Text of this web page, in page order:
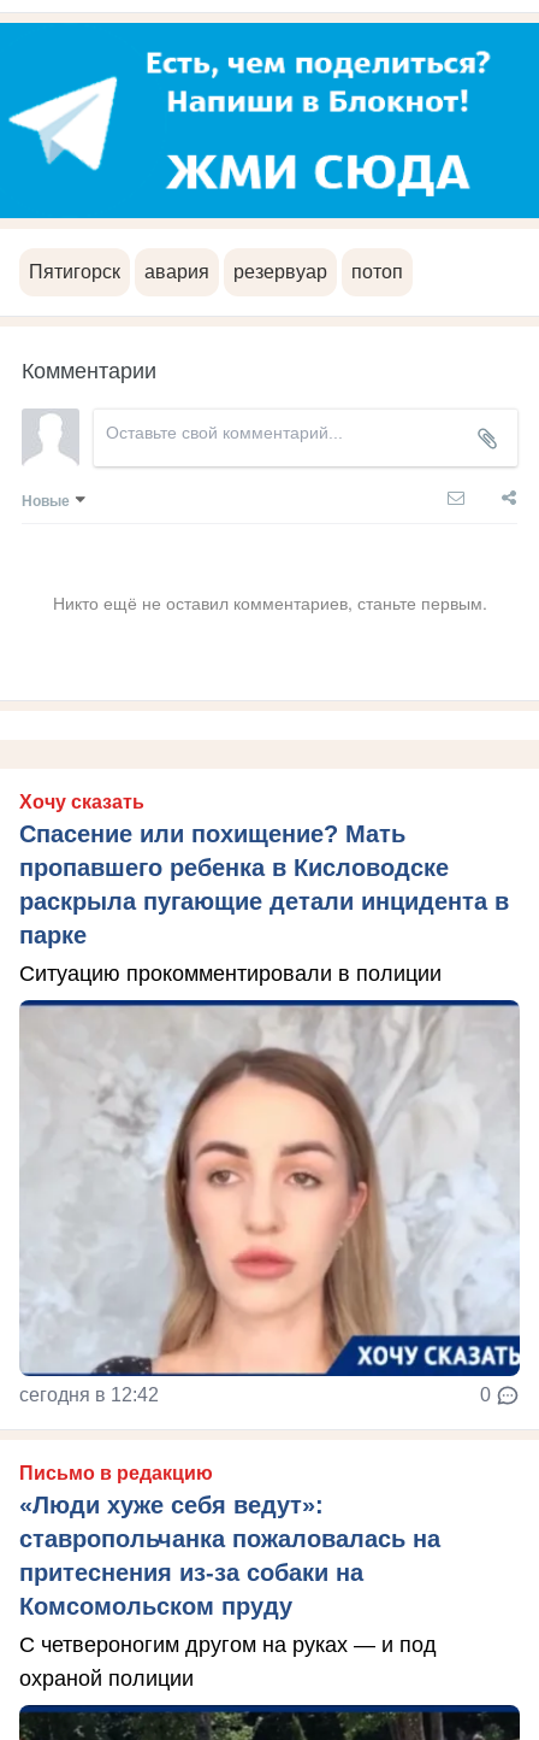
Пятигорск авария резервуар потоп
Комментарии
Новые
Никто ещё не оставил комментариев, станьте первым.
Хочу сказать
Спасение или похищение? Мать
пропавшего ребенка в Кисловодске
раскрыла пугающие детали инцидента в
парке
Ситуацию прокомментировали в полиции
сегодня в 12:42 0
Письмо в редакцию
«Люди хуже себя ведут»:
ставропольчанка пожаловалась на
притеснения из-за собаки на
Комсомольском пруду
С четвероногим другом на руках — и под
охраной полиции